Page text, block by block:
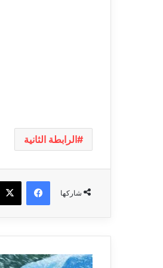
الرابطة الثانية
شاركها
فيسبوك
تقلبات